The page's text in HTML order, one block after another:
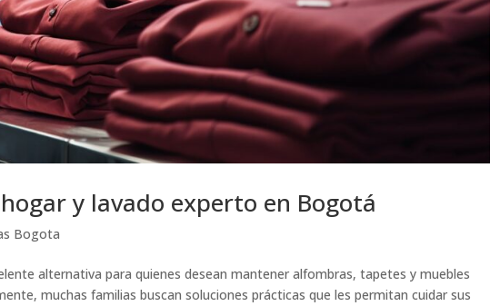
y lavado experto en Bogotá
Bogota
alternativa para quienes desean mantener alfombras, tapetes y muebles
muchas familias buscan soluciones prácticas que les permitan cuidar sus